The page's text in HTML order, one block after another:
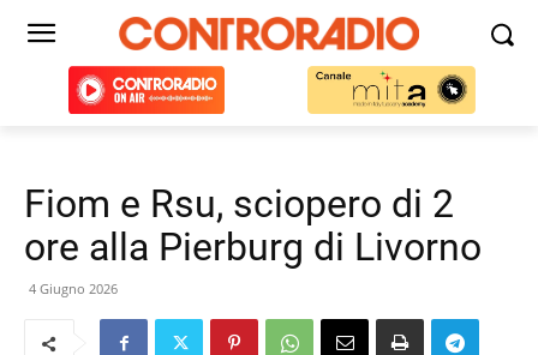
Fiom e Rsu, sciopero di 2
ore alla Pierburg di Livorno
4 Giugno 2026